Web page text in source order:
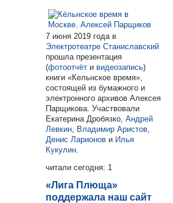
7 июня 2019 года в
Электротеатре Станиславский
прошла презентация
(фотоотчёт и видеозапись)
книги «Кельнское время»,
состоящей из бумажного и
электронного архивов Алексея
Парщикова. Участвовали
Екатерина Дробязко, Андрей
Левкин
Владимир Аристов
Денис Ларионов и Илья
Кукулин
читали сегодня: 1
«Лига Плюща»
поддержала наш сайт